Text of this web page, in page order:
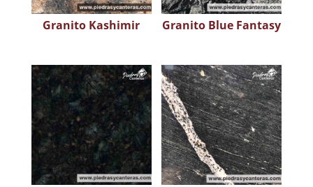
Granito Kashimir Granito Blue Fantasy